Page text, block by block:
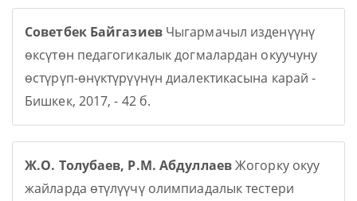
Советбек БайгазиевЧыгармачыл изденүүнү
өксүтөн педагогикалык догмалардан окуучуну
өстүрүп-өнүктүрүүнүн диалектикасына карай -
Бишкек, 2017, - 42 б.
Ж.О. Толубаев, Р.М. АбдуллаевЖогорку окуу
жайларда өтүлүүчү олимпиадалык тестери